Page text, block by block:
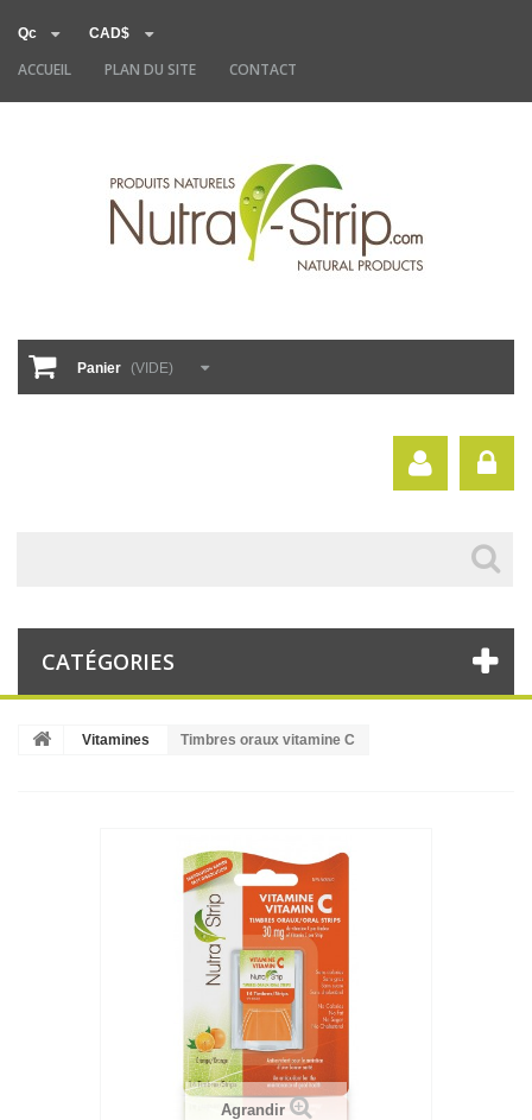
Qc CAD$
ACCUEIL PLAN DU SITE CONTACT
Panier (VIDE)
CATÉGORIES
Vitamines Timbres oraux vitamine C
Agrandir